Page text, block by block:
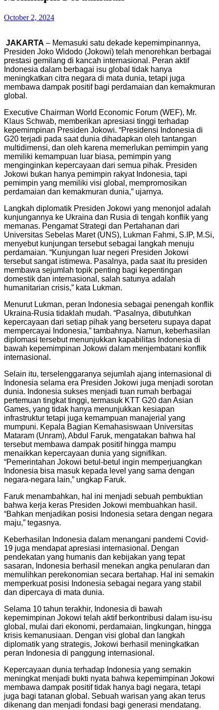
October 2, 2024
JAKARTA – Memasuki satu dekade kepemimpinannya,
Presiden Joko Widodo (Jokowi) telah menorehkan berbagai
prestasi gemilang di kancah internasional. Peran aktif
Indonesia dalam berbagai isu global tidak hanya
meningkatkan citra negara di mata dunia, tetapi juga
membawa dampak positif bagi perdamaian dan kemakmuran
global.
Executive Chairman World Economic Forum (WEF), Mr.
Klaus Schwab, memberikan apresiasi tinggi terhadap
kepemimpinan Presiden Jokowi. “Presidensi Indonesia di
G20 terjadi pada saat dunia dihadapkan oleh tantangan
multidimensi, dan oleh karena memerlukan pemimpin yang
memiliki kemampuan luar biasa, pemimpin yang
menginginkan kepercayaan dari semua pihak. Presiden
Jokowi bukan hanya pemimpin rakyat Indonesia, tapi
pemimpin yang memiliki visi global, mempromosikan
perdamaian dan kemakmuran dunia,” ujarnya.
Langkah diplomatik Presiden Jokowi yang menonjol adalah
kunjungannya ke Ukraina dan Rusia di tengah konflik yang
memanas. Pengamat Strategi dan Pertahanan dari
Universitas Sebelas Maret (UNS), Lukman Fahmi, S.IP, M.Si,
menyebut kunjungan tersebut sebagai langkah menuju
perdamaian. “Kunjungan luar negeri Presiden Jokowi
tersebut sangat istimewa. Pasalnya, pada saat itu presiden
membawa sejumlah topik penting bagi kepentingan
domestik dan internasional, salah satunya adalah
humanitarian crisis,” kata Lukman.
Menurut Lukman, peran Indonesia sebagai penengah konflik
Ukraina-Rusia tidaklah mudah. “Pasalnya, dibutuhkan
kepercayaan dari setiap pihak yang berseteru supaya dapat
mempercayai Indonesia,” tambahnya. Namun, keberhasilan
diplomasi tersebut menunjukkan kapabilitas Indonesia di
bawah kepemimpinan Jokowi dalam menjembatani konflik
internasional.
Selain itu, terselenggaranya sejumlah ajang internasional di
Indonesia selama era Presiden Jokowi juga menjadi sorotan
dunia. Indonesia sukses menjadi tuan rumah berbagai
pertemuan tingkat tinggi, termasuk KTT G20 dan Asian
Games, yang tidak hanya menunjukkan kesiapan
infrastruktur tetapi juga kemampuan manajerial yang
mumpuni. Kepala Bagian Kemahasiswaan Universitas
Mataram (Unram), Abdul Faruk, mengatakan bahwa hal
tersebut membawa dampak positif hingga mampu
menaikkan kepercayaan dunia yang signifikan.
“Pemerintahan Jokowi betul-betul ingin memperjuangkan
Indonesia bisa masuk kepada level yang sama dengan
negara-negara lain,” ungkap Faruk.
Faruk menambahkan, hal ini menjadi sebuah pembuktian
bahwa kerja keras Presiden Jokowi membuahkan hasil.
“Bahkan menjadikan posisi Indonesia setara dengan negara
maju,” tegasnya.
Keberhasilan Indonesia dalam menangani pandemi Covid-
19 juga mendapat apresiasi internasional. Dengan
pendekatan yang humanis dan kebijakan yang tepat
sasaran, Indonesia berhasil menekan angka penularan dan
memulihkan perekonomian secara bertahap. Hal ini semakin
memperkuat posisi Indonesia sebagai negara yang stabil
dan dipercaya di mata dunia.
Selama 10 tahun terakhir, Indonesia di bawah
kepemimpinan Jokowi telah aktif berkontribusi dalam isu-isu
global, mulai dari ekonomi, perdamaian, lingkungan, hingga
krisis kemanusiaan. Dengan visi global dan langkah
diplomatik yang strategis, Jokowi berhasil meningkatkan
peran Indonesia di panggung internasional.
Kepercayaan dunia terhadap Indonesia yang semakin
meningkat menjadi bukti nyata bahwa kepemimpinan Jokowi
membawa dampak positif tidak hanya bagi negara, tetapi
juga bagi tatanan global. Sebuah warisan yang akan terus
dikenang dan menjadi fondasi bagi generasi mendatang.